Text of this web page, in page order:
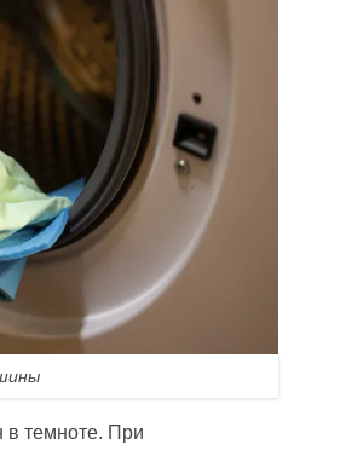
в темноте. При